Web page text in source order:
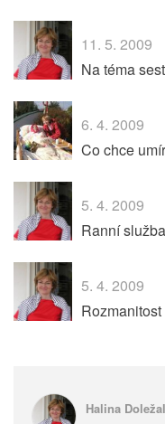
11. 5. 2009
Na téma
6. 4. 2009
Co chce
5. 4. 2009
Ranní služba
5. 4. 2009
Halina